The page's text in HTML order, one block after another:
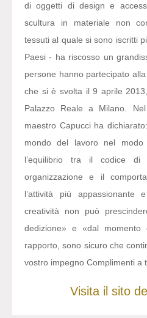
di oggetti di design e
scultura in materiale non
tessuti al quale si sono iscritti
Paesi - ha riscosso un
persone hanno partecipato
che si è svolta il 9 aprile
Palazzo Reale a Milano.
maestro Capucci ha dichiarato:
mondo del lavoro nel modo
l’equilibrio tra il codice di
organizzazione e il
l’attività più
creatività non può
dedizione» e «dal
rapporto, sono sicuro che
vostro impegno Complimenti a
Visita il sito